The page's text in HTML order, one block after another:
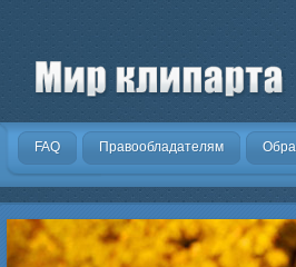
FAQ Правообладателям